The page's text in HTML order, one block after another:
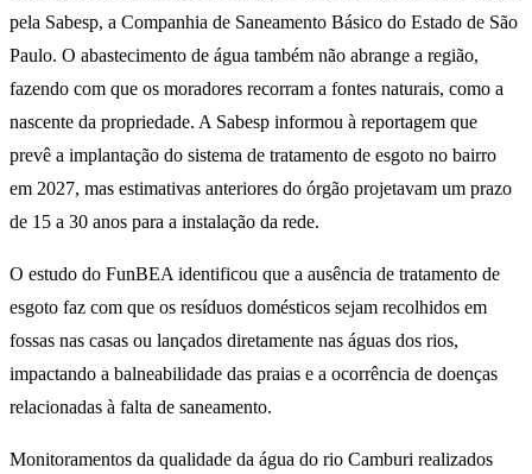
pela Sabesp, a Companhia de Saneamento Básico do Estado de São
Paulo. O abastecimento de água também não abrange a região,
fazendo com que os moradores recorram a fontes naturais, como a
nascente da propriedade. A Sabesp informou à reportagem que
prevê a implantação do sistema de tratamento de esgoto no bairro
em 2027, mas estimativas anteriores do órgão projetavam um prazo
de 15 a 30 anos para a instalação da rede.
O estudo do FunBEA identificou que a ausência de tratamento de
esgoto faz com que os resíduos domésticos sejam recolhidos em
fossas nas casas ou lançados diretamente nas águas dos rios,
impactando a balneabilidade das praias e a ocorrência de doenças
relacionadas à falta de saneamento.
Monitoramentos da qualidade da água do rio Camburi realizados